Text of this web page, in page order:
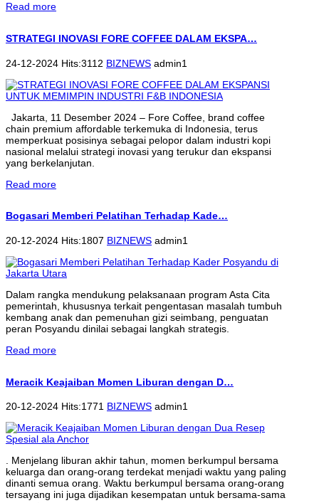
Read more
STRATEGI INOVASI FORE COFFEE DALAM EKSPA…
24-12-2024 Hits:3112 BIZNEWS admin1
Jakarta, 11 Desember 2024 – Fore Coffee, brand coffee
chain premium affordable terkemuka di Indonesia, terus
memperkuat posisinya sebagai pelopor dalam industri kopi
nasional melalui strategi inovasi yang terukur dan ekspansi
yang berkelanjutan.
Read more
Bogasari Memberi Pelatihan Terhadap Kade…
20-12-2024 Hits:1807 BIZNEWS admin1
Dalam rangka mendukung pelaksanaan program Asta Cita
pemerintah, khususnya terkait pengentasan masalah tumbuh
kembang anak dan pemenuhan gizi seimbang, penguatan
peran Posyandu dinilai sebagai langkah strategis.
Read more
Meracik Keajaiban Momen Liburan dengan D…
20-12-2024 Hits:1771 BIZNEWS admin1
. Menjelang liburan akhir tahun, momen berkumpul bersama
keluarga dan orang-orang terdekat menjadi waktu yang paling
dinanti semua orang. Waktu berkumpul bersama orang-orang
tersayang ini juga dijadikan kesempatan untuk bersama-sama